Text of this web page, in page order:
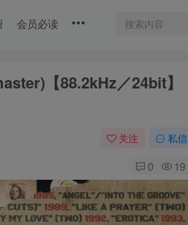
会员必读
【88.2kHz／24bit】
关注 私信
0 19